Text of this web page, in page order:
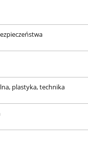
plastyka, technika